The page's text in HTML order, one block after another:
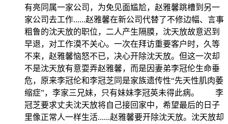
有亮同属一家公司，为免见面尴尬，赵雅馨跳槽到另一
家公司去工作......赵雅馨在新公司代替了不修边幅、言事
粗鲁的沈天放的职位，二人产生隔膜，沈天放故意迟到
早退，对工作漠不关心。一次在拜访重要客户时，久等
不来，赵雅馨恼怒不已，决心开除沈天放。但这一次却
不是沈天放有意耍弄赵雅馨，而是因妻弟李冠伦生命垂
危，原来李冠伦和李冠芝同是家族遗传性“先天性肌肉萎
缩症”，李家三兄妹，只有妹妹李冠英未得此病。 李
冠芝要求丈夫沈天放将自己接回家中，希望最后的日子
里像正常人一样生活......赵雅馨要开除沈天放。沈天放却